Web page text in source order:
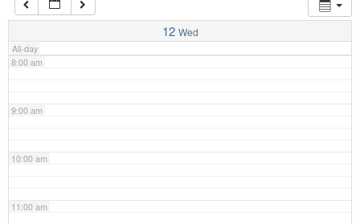
12 Wed
All-day
7:00 am
8:00 am
9:00 am
10:00 am
11:00 am